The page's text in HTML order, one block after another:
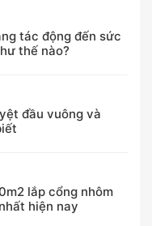
tác động đến sức
thế nào?
đầu vuông và
lắp cổng nhôm
hiện nay